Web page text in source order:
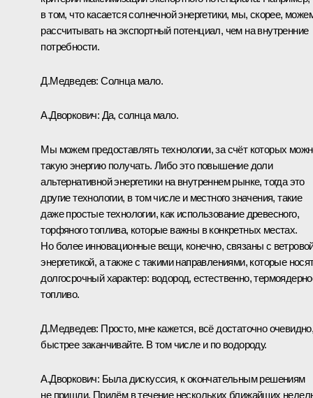
в том, что касается солнечной энергетики, мы, скорее,
рассчитывать на экспортный потенциал, чем на внутренние
потребности.
Д.Медведев: Солнца мало.
А.Дворкович: Да, солнца мало.
Мы можем предоставлять технологии, за счёт которых
такую энергию получать. Либо это повышение доли
альтернативной энергетики на внутреннем рынке, тогда это
другие технологии, в том числе и местного значения, такие
даже простые технологии, как использование древесного,
торфяного топлива, которые важны в конкретных местах.
Но более инновационные вещи, конечно, связаны с
энергетикой, а также с такими направлениями, которые
долгосрочный характер: водород, естественно,
топливо.
Д.Медведев: Просто, мне кажется, всё достаточно
быстрее заканчивайте. В том числе и по водороду.
А.Дворкович: Была дискуссия, к окончательным решениям
не пришли. Придём в течение нескольких ближайших